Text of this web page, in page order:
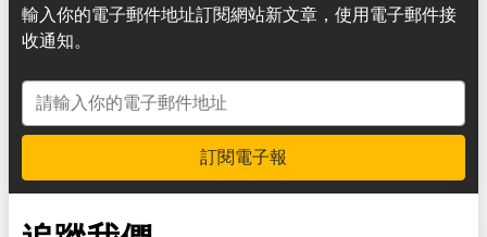
輸入你的電子郵件地址訂閱網站新文章，使用電子郵件接
收通知。
電子郵件地址
訂閱電子報